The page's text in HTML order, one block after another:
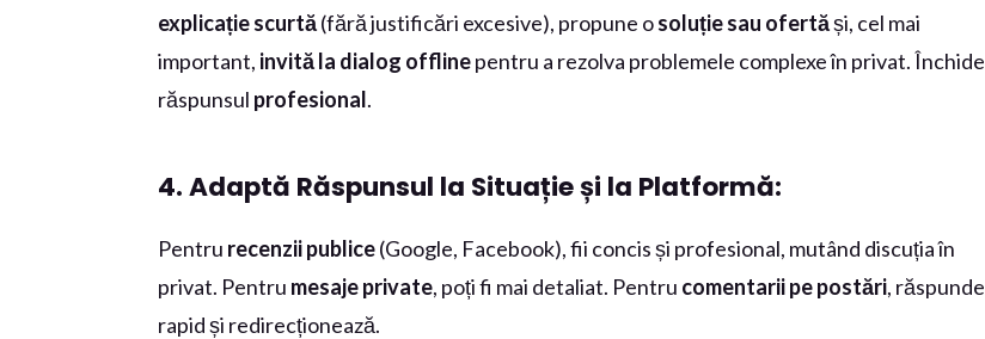
explicație scurtă(fără justificări excesive), propune osoluție sau ofertăși, cel mai
important, invită la dialog offlinepentru a rezolva problemele complexe în privat. Închide
răspunsul profesional.
4. Adaptă Răspunsul la Situație și la Platformă:
Pentru recenzii publice(Google, Facebook), fii concis și profesional, mutând discuția în
privat. Pentru mesaje private, poți fi mai detaliat. Pentru comentarii pe postări, răspunde
rapid și redirecționează.